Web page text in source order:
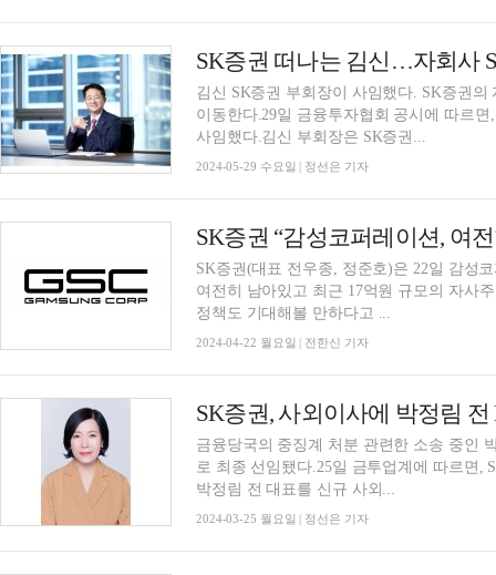
SK증권 떠나는 김신…자회사
김신 SK증권 부회장이 사임했다. SK증권
이동한다.29일 금융투자협회 공시에 따르
사임했다.김신 부회장은 SK증권...
2024-05-29 수요일 | 정선은 기자
SK증권(대표 전우종, 정준호)은 22일 감성
여전히 남아있고 최근 17억원 규모의 자사
정책도 기대해볼 만하다고 ...
2024-04-22 월요일 | 전한신 기자
SK증권, 사외이사에 박정림
금융당국의 중징계 처분 관련한 소송 중인
로 최종 선임됐다.25일 금투업계에 따르면,
박정림 전 대표를 신규 사외...
2024-03-25 월요일 | 정선은 기자